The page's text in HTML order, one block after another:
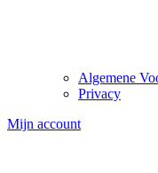
Algemene
Privacy
Mijn account